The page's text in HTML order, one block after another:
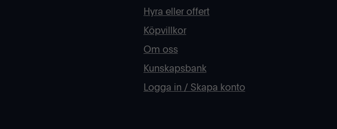
Hyra eller offert
Köpvillkor
Om oss
Kunskapsbank
Logga in / Skapa konto